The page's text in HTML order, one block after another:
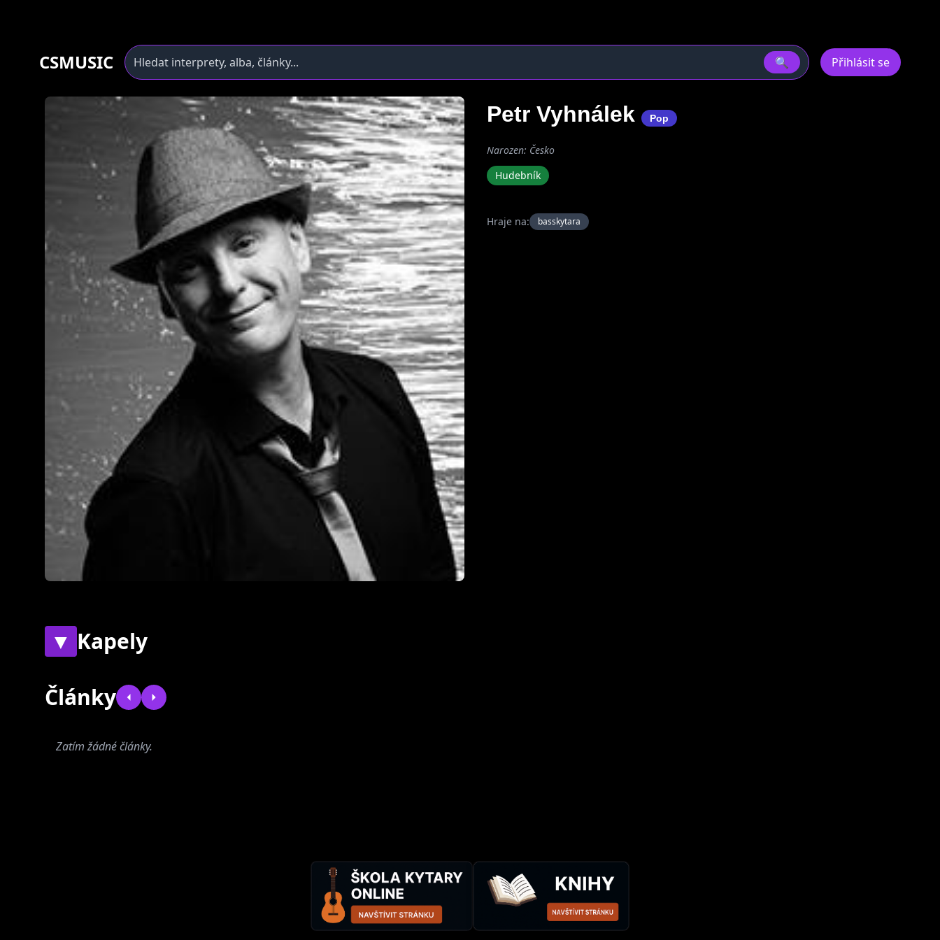
CSMUSIC 🔍 Přihlásit se
Petr Vyhnálek Pop
Narozen: Česko
Hudebník
Hraje na: basskytara
▼ Kapely
Současné Bývalé
Články
Zatím žádné články.